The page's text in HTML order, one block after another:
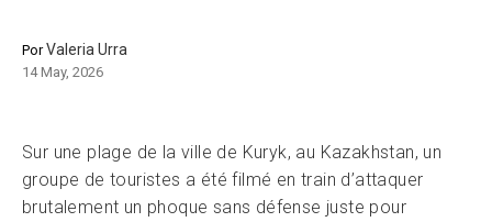
PorValeria Urra
14 May, 2026
Sur une plage de la ville de Kuryk, au Kazakhstan, un
groupe de touristes a été filmé en train d’attaquer
brutalement un phoque sans défense juste pour